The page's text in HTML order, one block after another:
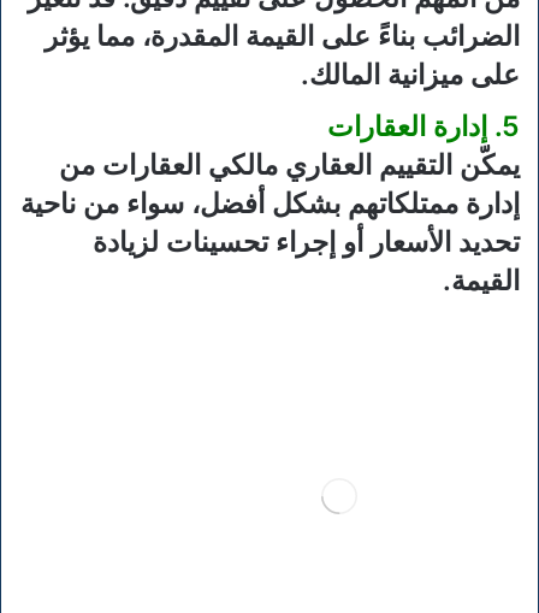
الضرائب بناءً على القيمة المقدرة، مما يؤثر
على ميزانية المالك.
5. إدارة العقارات
يمكّن التقييم العقاري مالكي العقارات من
إدارة ممتلكاتهم بشكل أفضل، سواء من ناحية
تحديد الأسعار أو إجراء تحسينات لزيادة
القيمة.